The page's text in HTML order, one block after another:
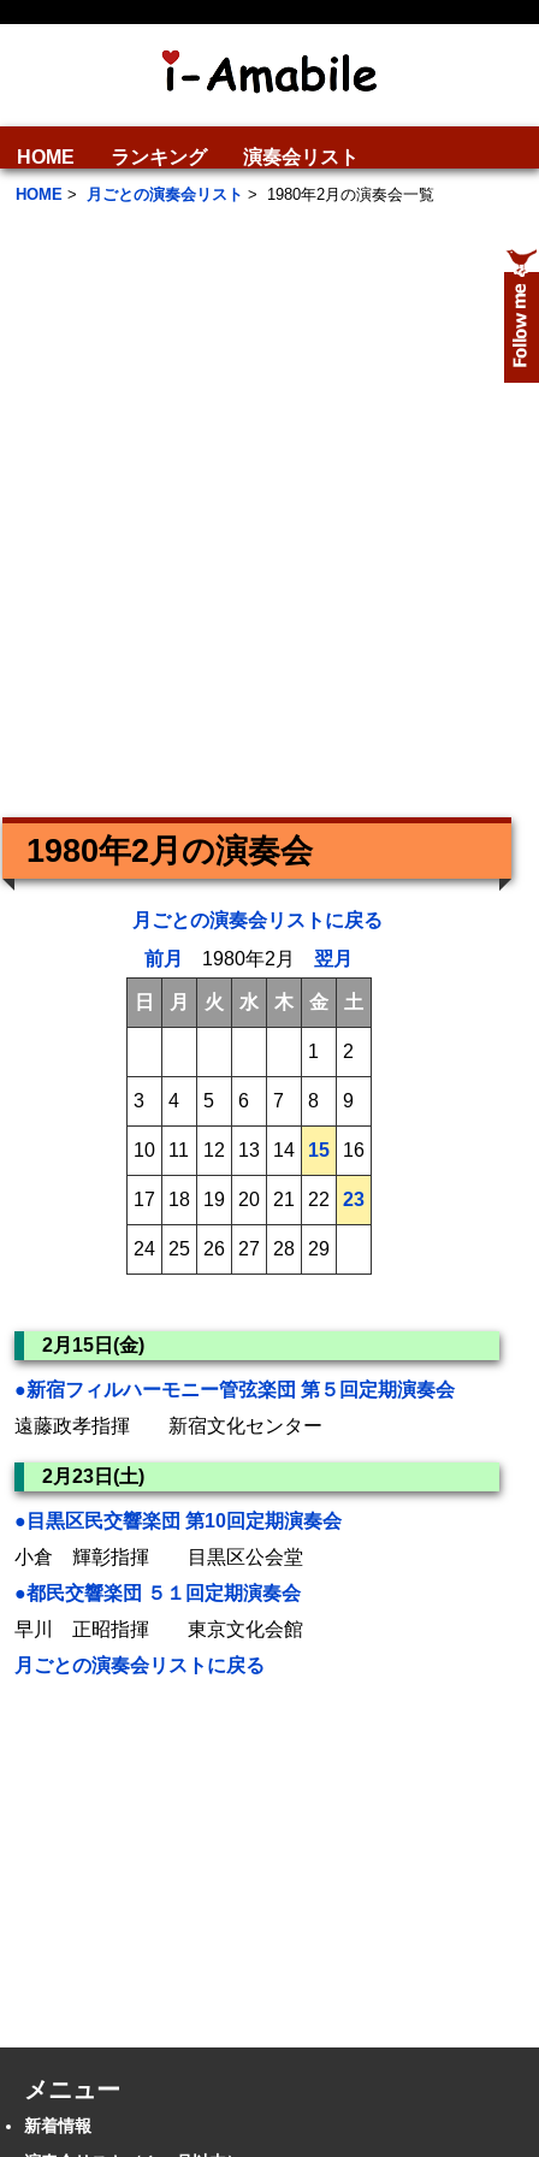
HOME ランキング 演奏会リスト
HOME > 月ごとの演奏会リスト > 1980年2月の演奏会一覧
1980年2月の演奏会
月ごとの演奏会リストに戻る
前月
1980年2月翌月
日 月 火 水 木 金 土
1 2
3 4 5 6 7 8 9
10 11 12 13 14 15 16
17 18 19 20 21 22 23
24 25 26 27 28 29
2月15日(金)
●新宿フィルハーモニー管弦楽団 第５回定期演奏会
遠藤政孝指揮 新宿文化センター
2月23日(土)
●目黒区民交響楽団 第10回定期演奏会
小倉 輝彰指揮 目黒区公会堂
●都民交響楽団 ５１回定期演奏会
早川 正昭指揮 東京文化会館
月ごとの演奏会リストに戻る
メニュー
新着情報